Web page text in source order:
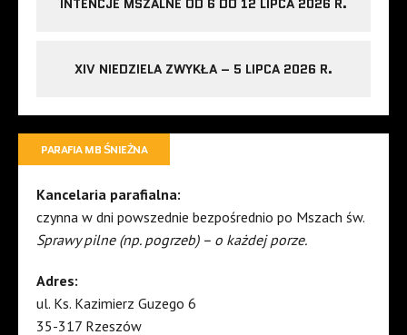
XIV NIEDZIELA ZWYKŁA – 5 LIPCA 2026 R.
PARAFIA MB ŚNIEŻNA
Kancelaria parafialna:
czynna w dni powszednie bezpośrednio po Mszach św.
Sprawy pilne (np. pogrzeb) – o każdej porze.
Adres:
ul. Ks. Kazimierz Guzego 6
35-317 Rzeszów